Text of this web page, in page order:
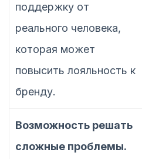
поддержку от
реального человека,
которая может
повысить лояльность к
бренду.
Возможность решать
сложные проблемы.